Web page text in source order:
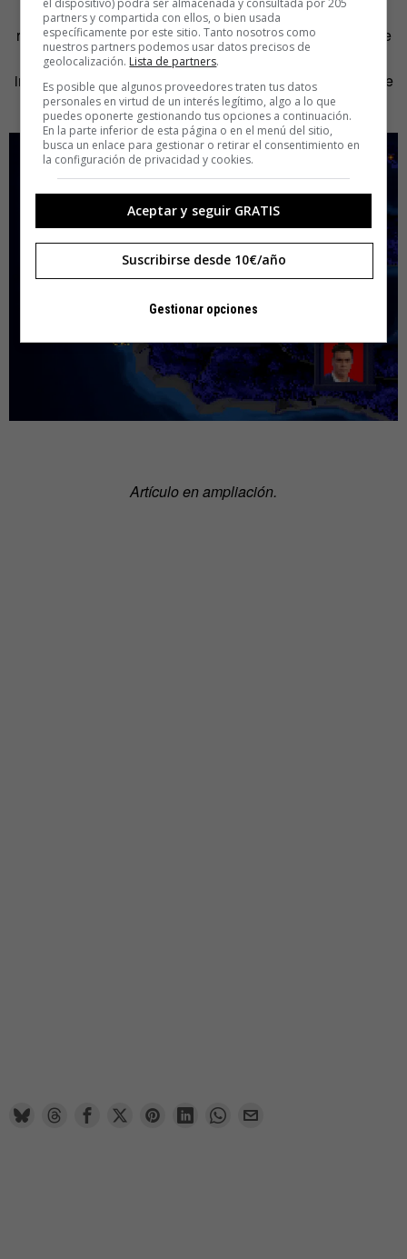
El autor explica que su secreto que « era echarme unas
risas y llamar un poco la atención sobre una breve guía de
programación de videojuegos que he publicado. Jamás
imaginé el aluvión en el que se iba a convertir algo que me
parecía tan tonto».
Artículo en ampliación.
partners y compartida con ellos, o bien usada
específicamente por este sitio. Tanto nosotros como
nuestros partners podemos usar datos precisos de
geolocalización. Lista de partners.
Es posible que algunos proveedores traten tus datos
personales en virtud de un interés legítimo, algo a lo que
puedes oponerte gestionando tus opciones a continuación.
En la parte inferior de esta página o en el menú del sitio,
busca un enlace para gestionar o retirar el consentimiento en
la configuración de privacidad y cookies.
Aceptar y seguir GRATIS
Suscribirse desde 10€/año
Gestionar opciones